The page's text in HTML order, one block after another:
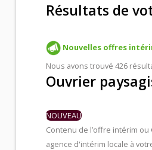
Salariés Aprojob
Contacts et agences
Résultats de
Nouvelles offres
Nous avons trouvé 426
Ouvrier
NOUVEAU
Contenu de l’offre intérim ou
agence d'intérim locale à